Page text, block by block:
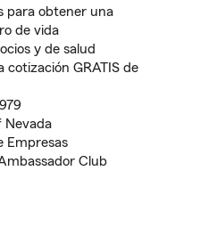
para obtener una
de vida
y de salud
cotización GRATIS de
Nevada
Empresas
Club